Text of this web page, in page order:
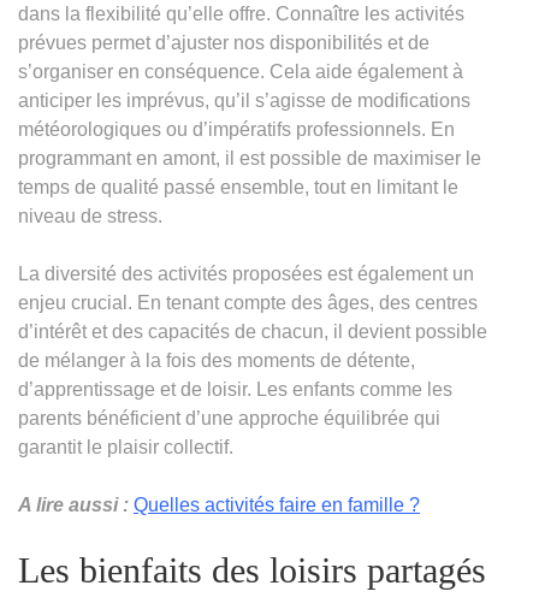
dans la flexibilité qu’elle offre. Connaître les activités
prévues permet d’ajuster nos disponibilités et de
s’organiser en conséquence. Cela aide également à
anticiper les imprévus, qu’il s’agisse de modifications
météorologiques ou d’impératifs professionnels. En
programmant en amont, il est possible de maximiser le
temps de qualité passé ensemble, tout en limitant le
niveau de stress.
La diversité des activités proposées est également un
enjeu crucial. En tenant compte des âges, des centres
d’intérêt et des capacités de chacun, il devient possible
de mélanger à la fois des moments de détente,
d’apprentissage et de loisir. Les enfants comme les
parents bénéficient d’une approche équilibrée qui
garantit le plaisir collectif.
A lire aussi : Quelles activités faire en famille ?
Les bienfaits des loisirs partagés